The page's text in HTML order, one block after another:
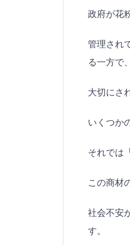
政府が花
管理され
る一方で、
大切にさ
いくつか
それでは
この商材
社会不安
す。